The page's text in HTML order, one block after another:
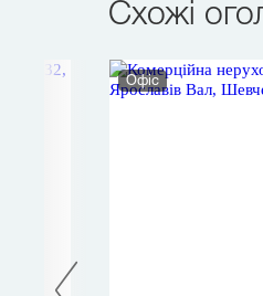
Схожі
Офіс